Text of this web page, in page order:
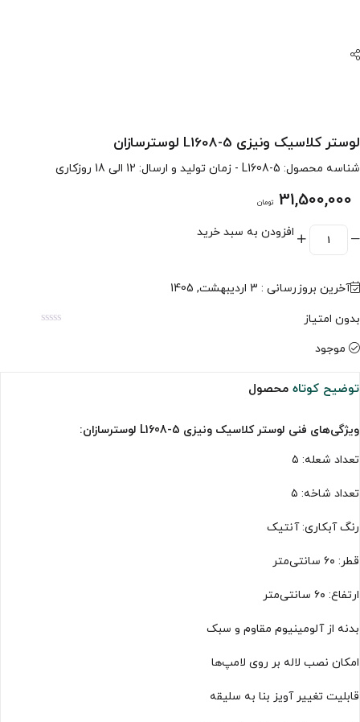
لوستر کلاسیک ونیزی L1608-5 لوسترسازان
شناسه محصول: L1608-5 - زمان تولید و ارسال: 12 الی 18 روزکاری
31,500,000 تومان
افزودن به سبد خرید
آخرین بروزرسانی : 3 اردیبهشت, 1405
بدون امتیاز
موجود
توضیح کوتاه محصول
ویژگی‌های فنی لوستر کلاسیک ونیزی L1608-5 لوسترسازان:
تعداد شعله: ۵
تعداد شاخه: ۵
رنگ آبکاری: آنتیک
قطر: ۶۰ سانتی‌متر
ارتفاع: ۶۰ سانتی‌متر
بدنه از آلومینیوم مقاوم و سبک
امکان نصب لاله بر روی لامپ‌ها
قابلیت تغییر آویز بنا به سلیقه